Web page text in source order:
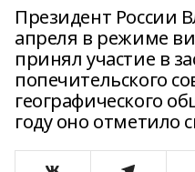
Президент России
апреля в режиме
принял участие в
попечительского
географического
году оно отметило